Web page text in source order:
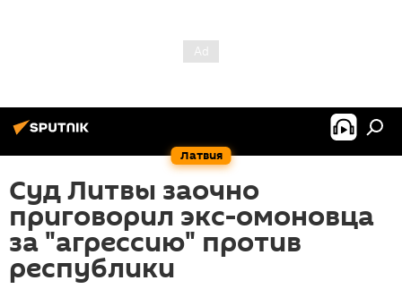
Латвия
Суд Литвы заочно
приговорил экс-омоновца
за "агрессию" против
республики